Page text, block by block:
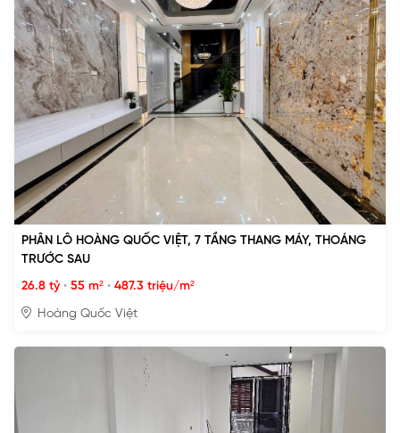
PHÂN LÔ HOÀNG QUỐC VIỆT, 7 TẦNG THANG MÁY, THOÁNG
TRƯỚC SAU
26.8 tỷ • 55 m² • 487.3 triệu/m²
Hoàng Quốc Việt